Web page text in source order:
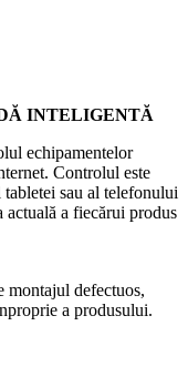
INTELIGENTĂ
echipamentelor
Controlul este
sau al telefonului
actuală a fiecărui produs
montajul defectuos,
a produsului.